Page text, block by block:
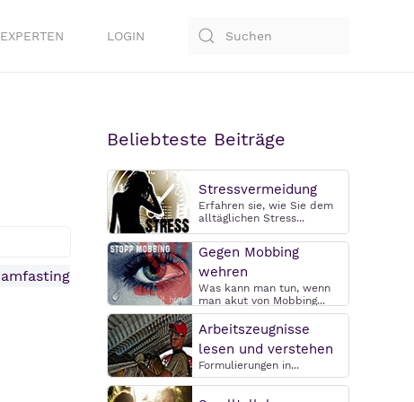
EXPERTEN LOGIN
Beliebteste Beiträge
Stressvermeidung
Erfahren sie, wie Sie dem
alltäglichen Stress...
Gegen Mobbing
wehren
Was kann man tun, wenn
man akut von Mobbing...
Arbeitszeugnisse
lesen und verstehen
Formulierungen in...